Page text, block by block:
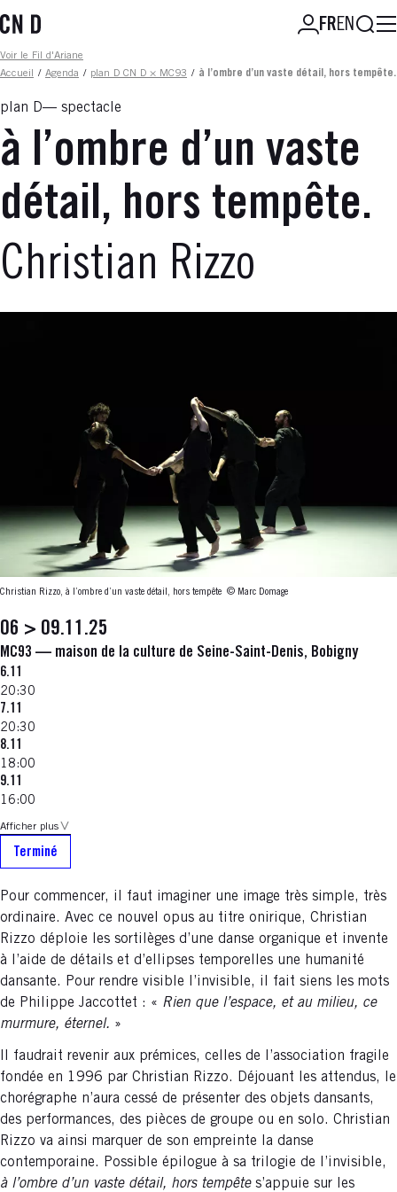
au
principal
FREN
Fil d'ariane
Voir le Fil d'Ariane
Accueil
/ Agenda / plan D CN D × MC93 / à l’ombre d’un vaste détail, hors tempête.
plan D spectacle
à l’ombre d’un vaste
détail, hors tempête.
Christian Rizzo
Christian Rizzo, à l’ombre d’un vaste détail, hors tempête © Marc Domage
06 > 09.11.25
MC93 — maison de la culture de Seine-Saint-Denis, Bobigny
6.11
20:30
7.11
20:30
8.11
18:00
9.11
16:00
Afficher plus
Terminé
Pour commencer, il faut imaginer une image très simple, très
ordinaire. Avec ce nouvel opus au titre onirique, Christian
Rizzo déploie les sortilèges d’une danse organique et invente
à l’aide de détails et d’ellipses temporelles une humanité
dansante. Pour rendre visible l’invisible, il fait siens les mots
de Philippe Jaccottet : « Rien que l’espace, et au milieu, ce
murmure, éternel. »
Il faudrait revenir aux prémices, celles de l’association fragile
fondée en 1996 par Christian Rizzo. Déjouant les attendus, le
chorégraphe n’aura cessé de présenter des objets dansants,
des performances, des pièces de groupe ou en solo. Christian
Rizzo va ainsi marquer de son empreinte la danse
contemporaine. Possible épilogue à sa trilogie de l’invisible,
à l’ombre d’un vaste détail, hors tempête s’appuie sur les